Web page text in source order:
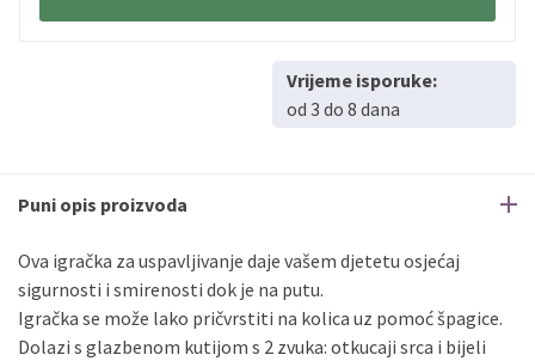
Vrijeme isporuke:
od 3 do 8 dana
Puni opis proizvoda
Ova igračka za uspavljivanje daje vašem djetetu osjećaj
sigurnosti i smirenosti dok je na putu.
Igračka se može lako pričvrstiti na kolica uz pomoć špagice.
Dolazi s glazbenom kutijom s 2 zvuka: otkucaji srca i bijeli